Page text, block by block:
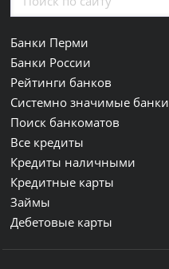
Банки Перми
Банки России
Рейтинги банков
Системно значимые банки
Поиск банкоматов
Все кредиты
Кредиты наличными
Кредитные карты
Займы
Дебетовые карты